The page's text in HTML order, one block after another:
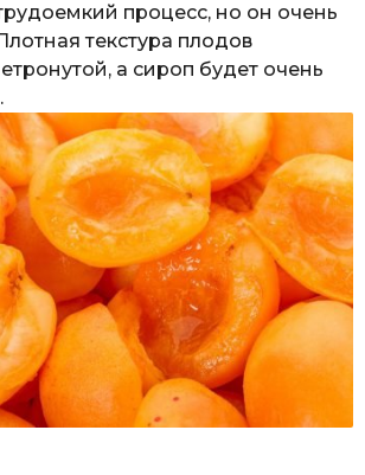
процесс, но он очень
текстура плодов
а сироп будет очень